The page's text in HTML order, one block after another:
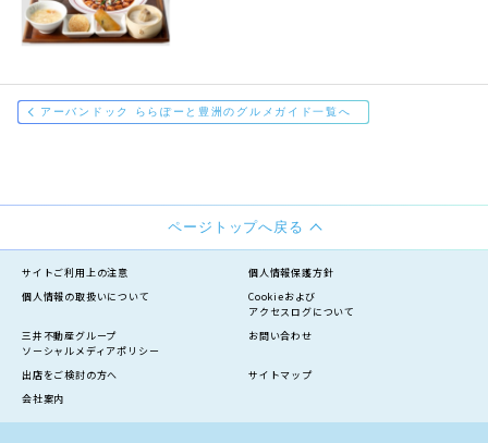
アーバンドック ららぽーと豊洲のグルメガイド一覧へ
ページトップへ戻る
サイトご利用上の注意
個人情報保護方針
個人情報の取扱いについて
Cookieおよび
アクセスログについて
三井不動産グループ
ソーシャルメディアポリシー
お問い合わせ
出店をご検討の方へ
サイトマップ
会社案内